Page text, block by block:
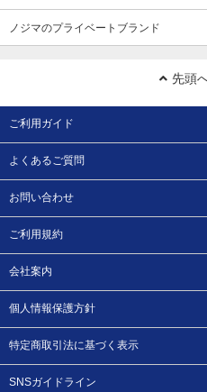
ノジマのプライベートブランド
先頭
ご利用ガイド
よくあるご質問
お問い合わせ
ご利用規約
会社案内
個人情報保護方針
特定商取引法に基づく表示
SNSガイドライン